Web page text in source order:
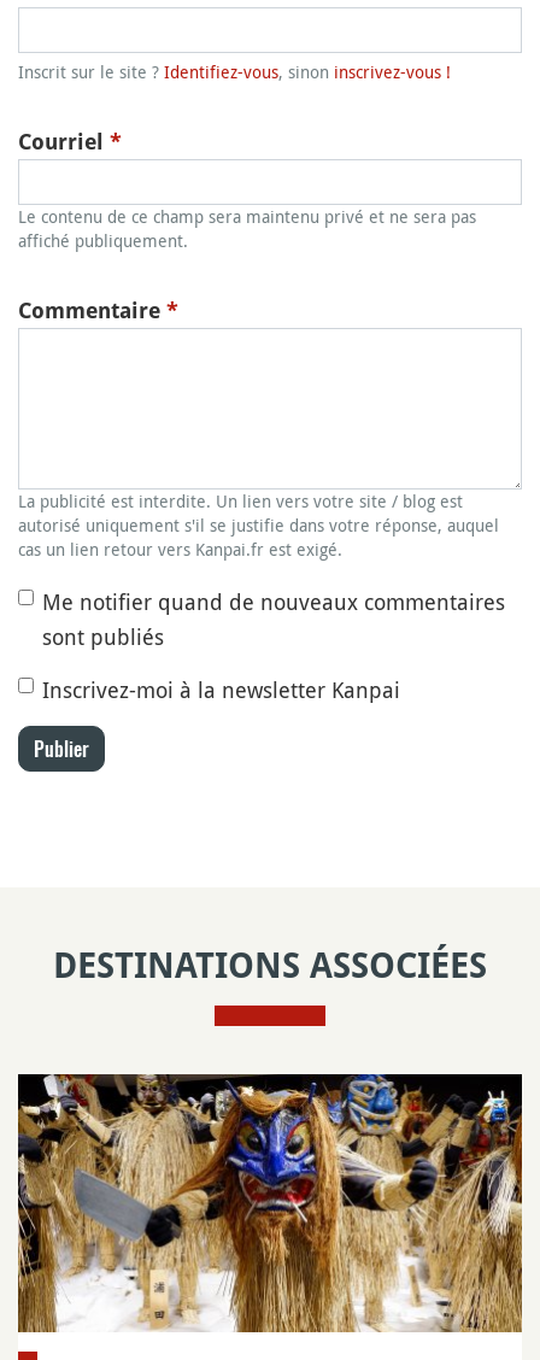
Inscrit sur le site ? Identifiez-vous, sinon inscrivez-vous !
Courriel *
Le contenu de ce champ sera maintenu privé et ne sera pas
affiché publiquement.
Commentaire *
La publicité est interdite. Un lien vers votre site / blog est
autorisé uniquement s'il se justifie dans votre réponse, auquel
cas un lien retour vers Kanpai.fr est exigé.
Me notifier quand de nouveaux commentaires
sont publiés
Inscrivez-moi à la newsletter Kanpai
Publier
DESTINATIONS ASSOCIÉES